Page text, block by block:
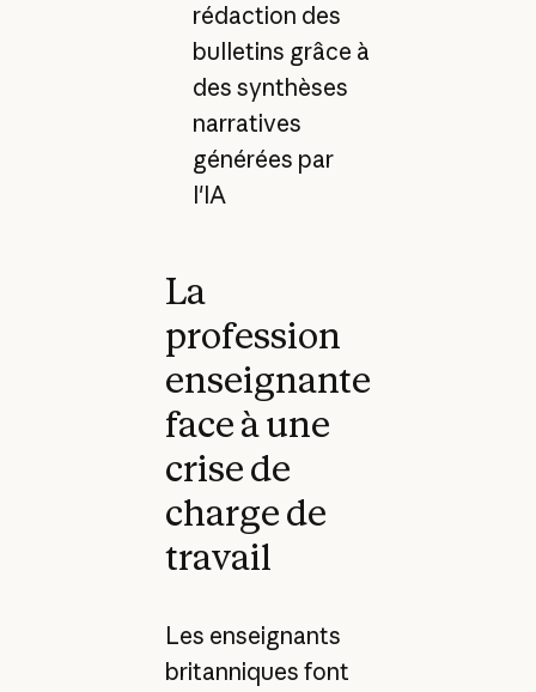
rédaction des
bulletins grâce à
des synthèses
narratives
générées par
l'IA
La
profession
enseignante
face à une
crise de
charge de
travail
Les enseignants
britanniques font